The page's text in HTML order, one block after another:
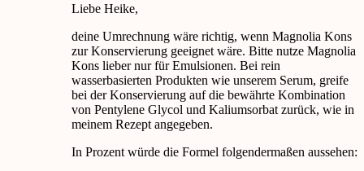
Liebe Heike,
deine Umrechnung wäre richtig, wenn Magnolia Kons
zur Konservierung geeignet wäre. Bitte nutze Magnolia
Kons lieber nur für Emulsionen. Bei rein
wasserbasierten Produkten wie unserem Serum, greife
bei der Konservierung auf die bewährte Kombination
von Pentylene Glycol und Kaliumsorbat zurück, wie in
meinem Rezept angegeben.
In Prozent würde die Formel folgendermaßen aussehen: